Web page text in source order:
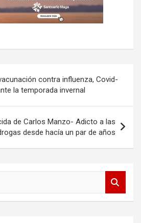
contra influenza, Covid-
la temporada invernal
de Carlos Manzo- Adicto a las
desde hacía un par de años